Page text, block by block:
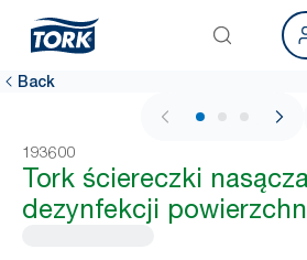
Back
1 / 3
193600
Tork ściereczki
dezynfekcji